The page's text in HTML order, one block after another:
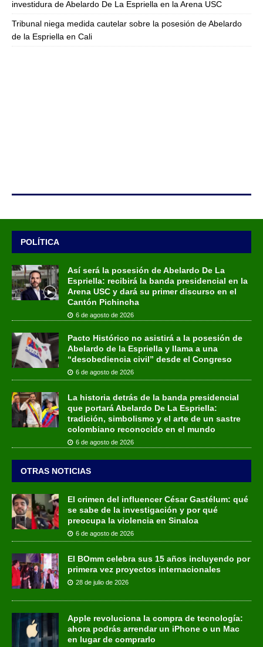
investidura de Abelardo De La Espriella en la Arena USC
Tribunal niega medida cautelar sobre la posesión de Abelardo
de la Espriella en Cali
POLÍTICA
Así será la posesión de Abelardo De La
Espriella: recibirá la banda presidencial en la
Arena USC y dará su primer discurso en el
Cantón Pichincha
6 de agosto de 2026
Pacto Histórico no asistirá a la posesión de
Abelardo de la Espriella y llama a una
“desobediencia civil” desde el Congreso
6 de agosto de 2026
La historia detrás de la banda presidencial
que portará Abelardo De La Espriella:
tradición, simbolismo y el arte de un sastre
colombiano reconocido en el mundo
6 de agosto de 2026
OTRAS NOTICIAS
El crimen del influencer César Gastélum: qué
se sabe de la investigación y por qué
preocupa la violencia en Sinaloa
6 de agosto de 2026
El BOmm celebra sus 15 años incluyendo por
primera vez proyectos internacionales
28 de julio de 2026
Apple revoluciona la compra de tecnología:
ahora podrás arrendar un iPhone o un Mac
en lugar de comprarlo